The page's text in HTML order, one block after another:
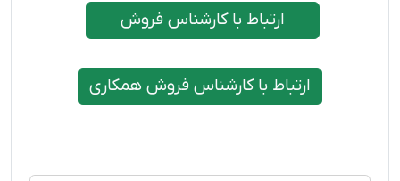
ارتباط با کارشناس فروش
ارتباط با کارشناس فروش همکاری